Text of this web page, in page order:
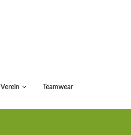
Verein Teamwear